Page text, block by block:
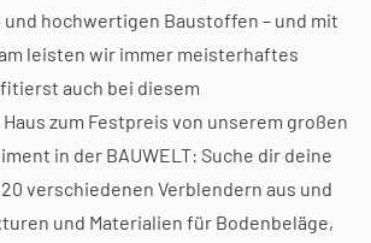
hochwertigen Baustoffen – und mit
leisten wir immer meisterhaftes
auch bei diesem
zum Festpreis von unserem großen
in der BAUWELT: Suche dir deine
verschiedenen Verblendern aus und
und Materialien für Bodenbeläge,